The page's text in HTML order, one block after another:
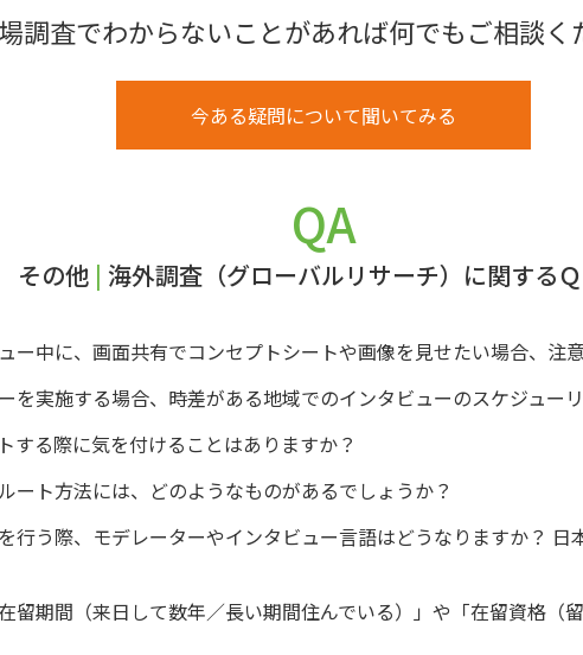
調査でわからないことがあれば何でもご相談く
今ある疑問について聞いてみる
QA
その他 | 海外調査（グローバルリサーチ）に関する
ー中に、画面共有でコンセプトシートや画像を見せたい場合、注
を実施する場合、時差がある地域でのインタビューのスケジュー
する際に気を付けることはありますか？
ート方法には、どのようなものがあるでしょうか？
行う際、モデレーターやインタビュー言語はどうなりますか？
留期間（来日して数年／長い期間住んでいる）」や「在留資格（